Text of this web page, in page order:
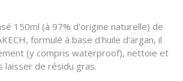
150ml (à 97% d'origine naturelle) de
formulé à base d'huile d'argan, il
(y compris waterproof), nettoie et
laisser de résidu gras.